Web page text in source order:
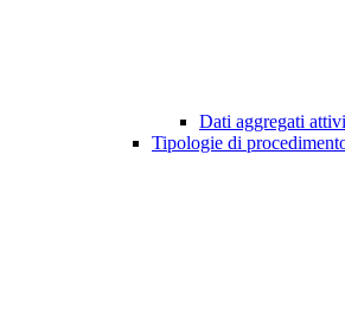
Dati aggregati
Tipologie di